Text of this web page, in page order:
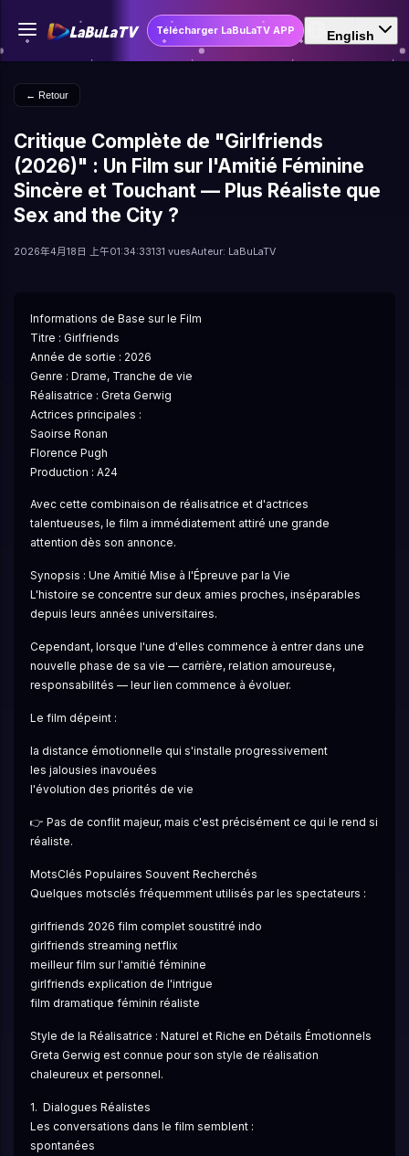
Télécharger LaBuLaTV APP English
← Retour
Critique Complète de "Girlfriends
(2026)" : Un Film sur l'Amitié Féminine
Sincère et Touchant — Plus Réaliste que
Sex and the City ?
2026年4月18日 上午01:34:33131 vuesAuteur: LaBuLaTV
Informations de Base sur le Film
Titre : Girlfriends
Année de sortie : 2026
Genre : Drame, Tranche de vie
Réalisatrice : Greta Gerwig
Actrices principales :
Saoirse Ronan
Florence Pugh
Production : A24
Avec cette combinaison de réalisatrice et d'actrices
talentueuses, le film a immédiatement attiré une grande
attention dès son annonce.
Synopsis : Une Amitié Mise à l'Épreuve par la Vie
L'histoire se concentre sur deux amies proches, inséparables
depuis leurs années universitaires.
Cependant, lorsque l'une d'elles commence à entrer dans une
nouvelle phase de sa vie — carrière, relation amoureuse,
responsabilités — leur lien commence à évoluer.
Le film dépeint :
la distance émotionnelle qui s'installe progressivement
les jalousies inavouées
l'évolution des priorités de vie
👉 Pas de conflit majeur, mais c'est précisément ce qui le rend si
réaliste.
MotsClés Populaires Souvent Recherchés
Quelques motsclés fréquemment utilisés par les spectateurs :
girlfriends 2026 film complet soustitré indo
girlfriends streaming netflix
meilleur film sur l'amitié féminine
girlfriends explication de l'intrigue
film dramatique féminin réaliste
Style de la Réalisatrice : Naturel et Riche en Détails Émotionnels
Greta Gerwig est connue pour son style de réalisation
chaleureux et personnel.
1.  Dialogues Réalistes
Les conversations dans le film semblent :
spontanées